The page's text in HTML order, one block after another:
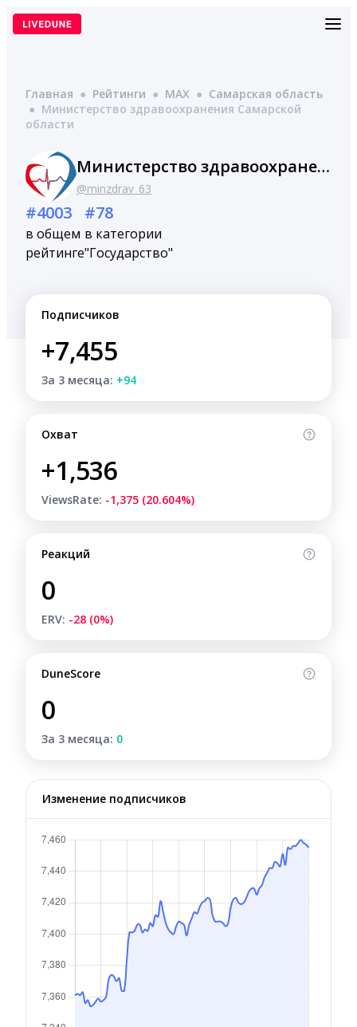
Перейти
Главная ● Рейтинги ● MAX ● Самарская область
● Министерство здравоохранения Самарской
области
Министерство здравоохранения Самарской области
@minzdrav_63
#4003
в общем
рейтинге
#78
в категории
"Государство"
Подписчиков
+7,455
За 3 месяца: +94
Охват
+1,536
ViewsRate: -1,375 (20.604%)
Реакций
0
ERV: -28 (0%)
DuneScore
0
За 3 месяца: 0
Изменение подписчиков